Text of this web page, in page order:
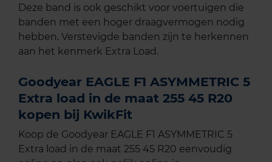
Deze band is ook geschikt voor voertuigen die
banden met een hoger draagvermogen nodig
hebben. Verstevigde banden zijn te herkennen
aan het kenmerk Extra Load.
Goodyear EAGLE F1 ASYMMETRIC 5
Extra load in de maat 255 45 R20
kopen bij KwikFit
Koop de Goodyear EAGLE F1 ASYMMETRIC 5
Extra load in de maat 255 45 R20 eenvoudig